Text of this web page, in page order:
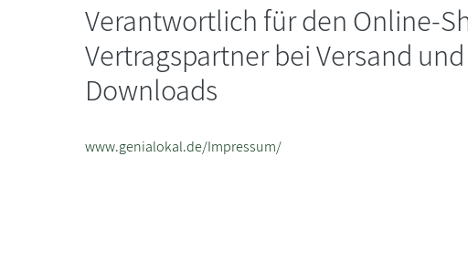
Verantwortlich für den Online-
Vertragspartner bei Versand
Downloads
www.genialokal.de/Impressum/